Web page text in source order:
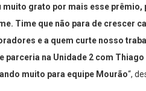
muito grato por mais esse
Time que não para de crescer
e a quem curte nosso
parceria na Unidade 2 com
muito para equipe Mourão“,